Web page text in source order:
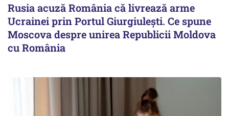
Rusia acuză România că livrează arme
Ucrainei prin Portul Giurgiulești. Ce spune
Moscova despre unirea Republicii Moldova
cu România